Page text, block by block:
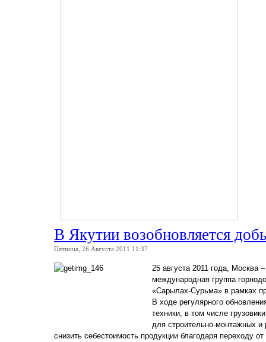
В Якутии возобновляется
Пятница, 26 Августа 2011 11:37
25 августа 2011 года, Москва
международная группа
«Сарылах-Сурьма» в рамках
В ходе регулярного
техники, в том числе
для строительно-монтажных и
снизить себестоимость продукции благодаря переходу